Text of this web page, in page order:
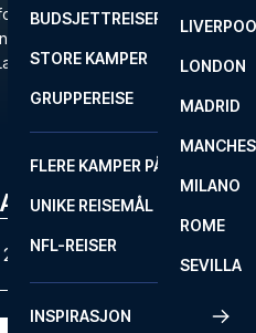
LONDON
MADRID
MILANO
ROME
SEVILLA
BUDSJETTREISER
STORE KAMPER
GRUPPEREISE
FLERE KAMPER PÅ ÉN REISE
UNIKE REISEMÅL
NFL-REISER
INSPIRASJON
i aksjon? Vil du
de mest ikoniske stadionene i
Liga det perfekte valget for
2026 OKTOBER 2026